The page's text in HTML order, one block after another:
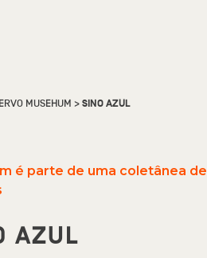
MUSEHUM >SINO AZUL
é parte de uma coletânea
AZUL